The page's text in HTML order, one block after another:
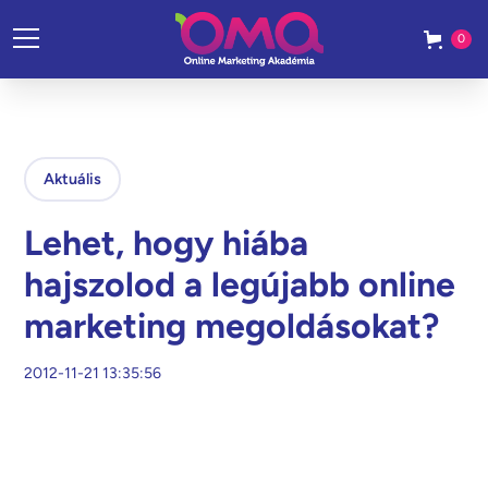
0
Aktuális
Lehet, hogy hiába
hajszolod a legújabb online
marketing megoldásokat?
2012-11-21 13:35:56